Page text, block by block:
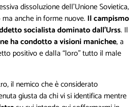
dissoluzione dell’Unione Sovietica,
anche in forme nuove. Il campismo
socialista dominato dall’Urss. Il
ha condotto a visioni manichee, a
positivo e dalla “loro” tutto il male
il nemico che è considerato
giusta da chi vi si identifica mentre